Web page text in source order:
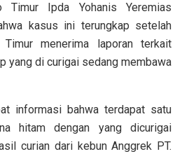
Timur Ipda Yohanis Yeremias
kasus ini terungkap setelah
menerima laporan terkait
yang di curigai sedang membawa
informasi bahwa terdapat satu
hitam dengan yang dicurigai
curian dari kebun Anggrek PT.